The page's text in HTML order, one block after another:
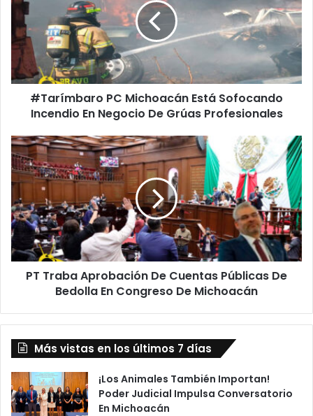
Sofocando
Incendio
En
Negocio
De
Grúas
Profesionales
#Tarímbaro PC Michoacán Está Sofocando
Incendio En Negocio De Grúas Profesionales
PT
Traba
Aprobación
De
Cuentas
Públicas
De
Bedolla
En
Congreso
PT Traba Aprobación De Cuentas Públicas De
Bedolla En Congreso De Michoacán
Más vistas en los últimos 7 días
¡Los Animales También Importan!
Poder Judicial Impulsa Conversatorio
En Michoacán